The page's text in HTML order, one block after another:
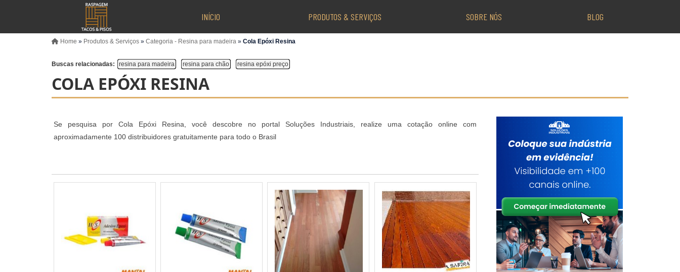
INÍCIO PRODUTOS & SERVIÇOS SOBRE NÓS BLOG
Home » Produtos & Serviços » Categoria - Resina para madeira » Cola Epóxi Resina
Buscas relacionadas: resina para madeira resina para chão resina epóxi preço
COLA EPÓXI RESINA
Se pesquisa por Cola Epóxi Resina, você descobre no portal Soluções Industriais, realize uma cotação online com
aproximadamente 100 distribuidores gratuitamente para todo o Brasil